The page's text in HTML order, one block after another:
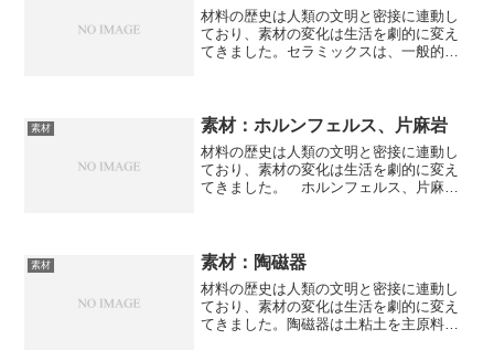
材料の歴史は人類の文明と密接に連動し
ており、素材の変化は生活を劇的に変え
てきました。セラミックスは、一般的に
インセラミックスは半導体や宇宙産業な
どの最先端分野で不可欠な素材となって
います。セラミックの特性やファインセ
ラミックスの製造方法を知ることができ
ます。
素材 素材：ホルンフェルス、片麻岩
材料の歴史は人類の文明と密接に連動し
ており、素材の変化は生活を劇的に変え
てきました。 ホルンフェルス、片麻岩
きます。
素材 素材：陶磁器
材料の歴史は人類の文明と密接に連動し
ており、素材の変化は生活を劇的に変え
てきました。陶磁器は土粘土を主原料と